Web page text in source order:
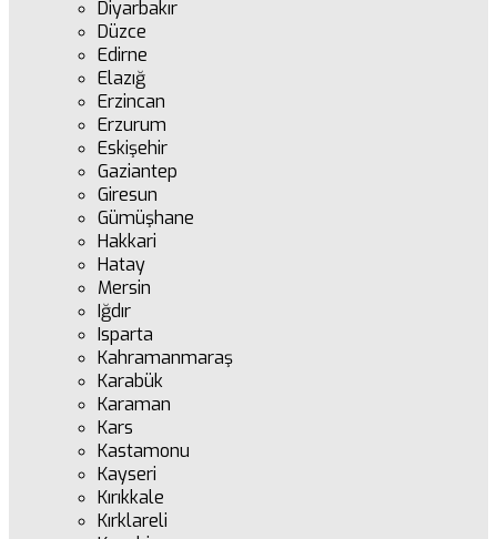
Diyarbakır
Düzce
Edirne
Elazığ
Erzincan
Erzurum
Eskişehir
Gaziantep
Giresun
Gümüşhane
Hakkari
Hatay
Mersin
Iğdır
Isparta
Kahramanmaraş
Karabük
Karaman
Kars
Kastamonu
Kayseri
Kırıkkale
Kırklareli